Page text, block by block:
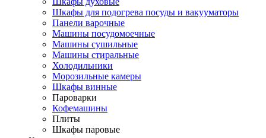
Шкафы для подогрева посуды и вакууматоры
Панели варочные
Машины посудомоечные
Машины сушильные
Машины стиральные
Холодильники
Морозильные камеры
Шкафы винные
Пароварки
Кофемашины
Плиты
Шкафы паровые